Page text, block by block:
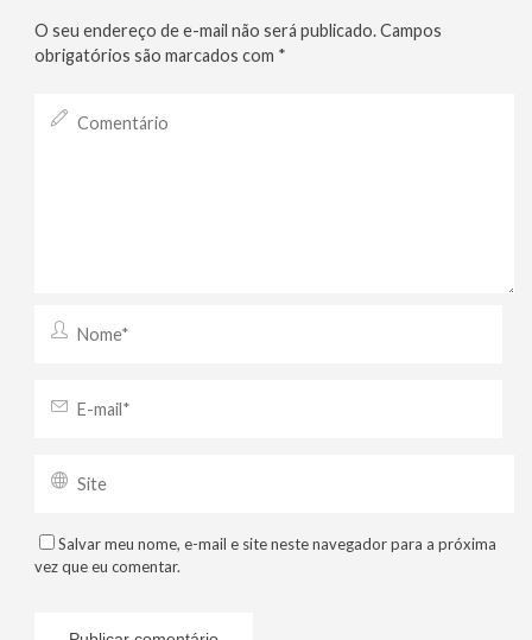
O seu endereço de e-mail não será publicado.Campos
obrigatórios são marcados com *
Salvar meu nome, e-mail e site neste navegador para a próxima
vez que eu comentar.